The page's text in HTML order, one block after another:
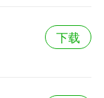
下载